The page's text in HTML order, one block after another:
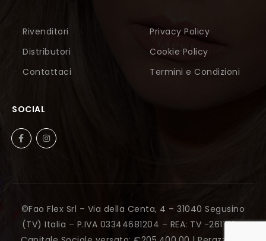
Rivenditori
Distributori
Contattaci
Privacy Policy
Cookie Policy
Termini e Condizioni
SOCIAL
©Fao Flex Srl – Via della Centa, 4 – 31040 Segusino
(TV) Italia – P.IVA 03344681204 – REA: TV -261712 –